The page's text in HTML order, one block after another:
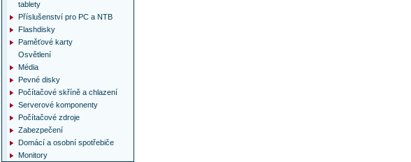
tablety
Příslušenství pro PC a NTB
Flashdisky
Paměťové karty
Osvětlení
Média
Pevné disky
Počítačové skříně a chlazení
Serverové komponenty
Počítačové zdroje
Zabezpečení
Domácí a osobní spotřebiče
Monitory